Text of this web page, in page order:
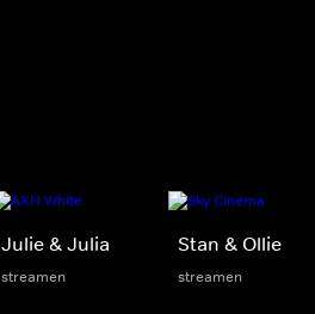
Julie & Julia
streamen
Stan & Ollie
streamen